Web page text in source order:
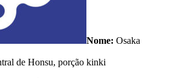
Nome: Osaka
de Honsu, porção kinki